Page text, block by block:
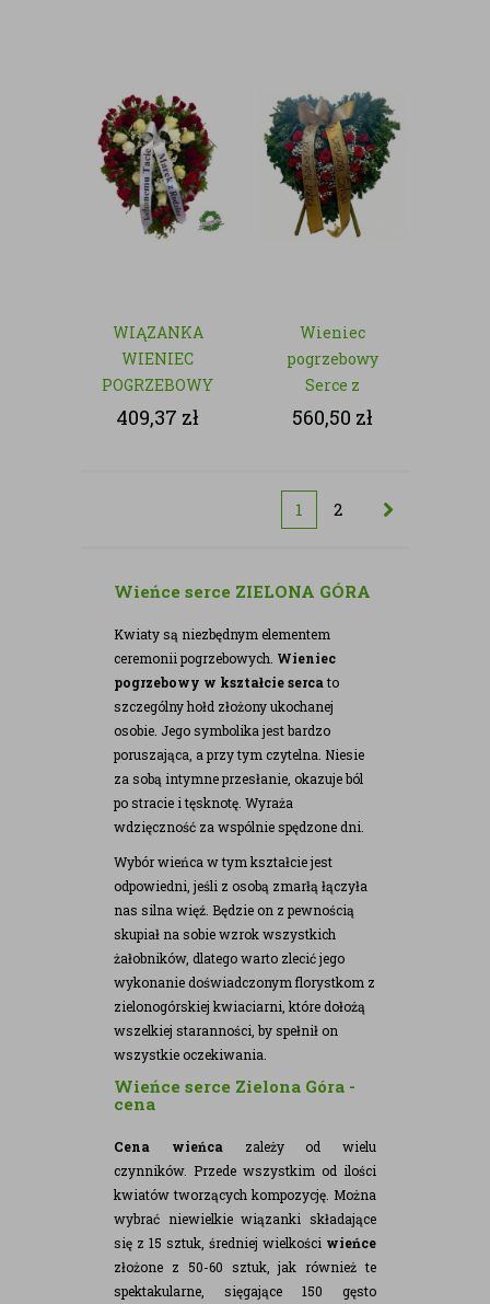
WIĄZANKA
WIENIEC
POGRZEBOWY
SERCE
409,37 zł
Wieniec
pogrzebowy
Serce z
czerwonych róż
560,50 zł
1 2
Wieńce serce ZIELONA GÓRA
Kwiaty są niezbędnym elementem
ceremonii pogrzebowych. Wieniec
pogrzebowy w kształcie sercato
szczególny hołd złożony ukochanej
osobie. Jego symbolika jest bardzo
poruszająca, a przy tym czytelna. Niesie
za sobą intymne przesłanie, okazuje ból
po stracie i tęsknotę. Wyraża
wdzięczność za wspólnie spędzone dni.
Wybór wieńca w tym kształcie jest
odpowiedni, jeśli z osobą zmarłą łączyła
nas silna więź. Będzie on z pewnością
skupiał na sobie wzrok wszystkich
żałobników, dlatego warto zlecić jego
wykonanie doświadczonym florystkom z
zielonogórskiej kwiaciarni, które dołożą
wszelkiej staranności, by spełnił on
wszystkie oczekiwania.
Wieńce serce Zielona Góra -
cena
Cena wieńca zależy od wielu
czynników. Przede wszystkim od ilości
kwiatów tworzących kompozycję. Można
wybrać niewielkie wiązanki składające
się z 15 sztuk, średniej wielkości wieńce
złożone z 50-60 sztuk, jak również te
spektakularne, sięgające 150 gęsto